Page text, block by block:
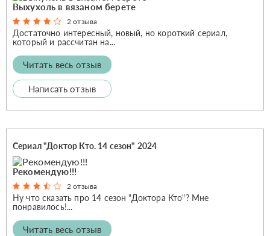
Выхухоль в вязаном берете
2 отзыва
Достаточно интересный, новый, но короткий сериал,
который и рассчитан на...
Читать весь отзыв
Написать отзыв
Сериал "Доктор Кто. 14 сезон" 2024
Рекомендую!!!
2 отзыва
Ну что сказать про 14 сезон "Доктора Кто"? Мне
понравилось!...
Читать весь отзыв